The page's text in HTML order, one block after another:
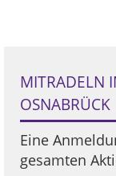
MITRADELN
OSNABRÜCK
Eine
gesamten